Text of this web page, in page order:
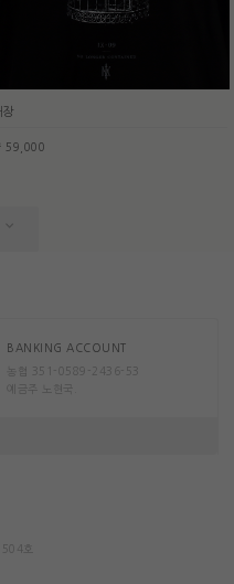
장
59,000
BANKING ACCOUNT
농협 351-0589-2436-53
예금주 노현국.
호